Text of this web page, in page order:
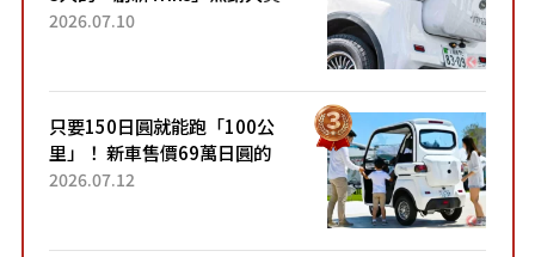
成為人氣車款！「養車成本真
2026.07.10
只要150日圓就能跑「100公
里」！ 新車售價69萬日圓的
「3人座」Trike大受歡迎！ 順
2026.07.12